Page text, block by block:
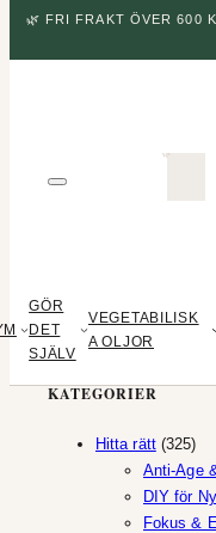
🌿 FRI FRAKT ÖVER 600
GÖR
DET
SJÄLV
VEGETABILISK
A OLJOR
KATEGORIER
Hitta rätt 325325
Anti-Age
DIY för
Fokus &